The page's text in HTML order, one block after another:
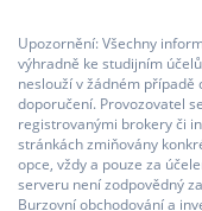
Upozornění: Všechny
výhradně ke studijním
neslouží v žádném
doporučení. Provozovatel
registrovanými brokery či
stránkách zmiňovány
opce, vždy a pouze za
serveru není zodpovědný
Burzovní obchodování a